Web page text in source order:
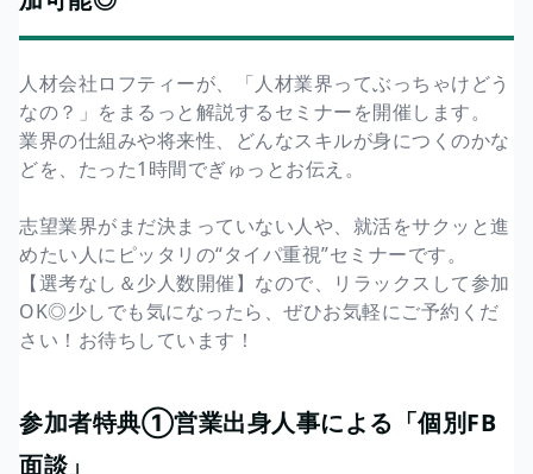
人材会社ロフティーが、「人材業界ってぶっちゃけどう
なの？」をまるっと解説するセミナーを開催します。
業界の仕組みや将来性、どんなスキルが身につくのかな
どを、たった1時間でぎゅっとお伝え。
志望業界がまだ決まっていない人や、就活をサクッと進
めたい人にピッタリの“タイパ重視”セミナーです。
【選考なし＆少人数開催】なので、リラックスして参加
OK◎少しでも気になったら、ぜひお気軽にご予約くだ
さい！お待ちしています！
参加者特典①営業出身人事による「個別FB
面談」